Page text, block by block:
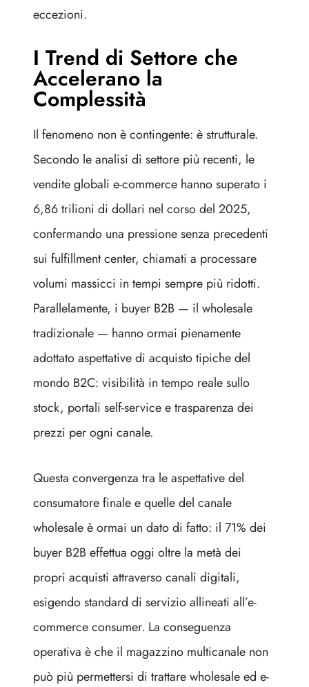
eccezioni.
I Trend di Settore che
Accelerano la
Complessità
Il fenomeno non è contingente: è strutturale.
Secondo le analisi di settore più recenti, le
vendite globali e-commerce hanno superato i
6,86 trilioni di dollari nel corso del 2025,
confermando una pressione senza precedenti
sui fulfillment center, chiamati a processare
volumi massicci in tempi sempre più ridotti.
Parallelamente, i buyer B2B — il wholesale
tradizionale — hanno ormai pienamente
adottato aspettative di acquisto tipiche del
mondo B2C: visibilità in tempo reale sullo
stock, portali self-service e trasparenza dei
prezzi per ogni canale.
Questa convergenza tra le aspettative del
consumatore finale e quelle del canale
wholesale è ormai un dato di fatto: il 71% dei
buyer B2B effettua oggi oltre la metà dei
propri acquisti attraverso canali digitali,
esigendo standard di servizio allineati all’e-
commerce consumer. La conseguenza
operativa è che il magazzino multicanale non
può più permettersi di trattare wholesale ed e-